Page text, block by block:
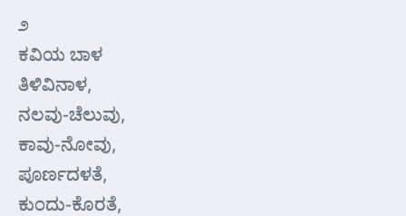
೨
ಕವಿಯ ಬಾಳ
ತಿಳಿವಿನಾಳ,
ನಲವು-ಚೆಲುವು,
ಕಾವು-ನೋವು,
ಪೂರ್ಣದಳತೆ,
ಕುಂದು-ಕೊರತೆ,